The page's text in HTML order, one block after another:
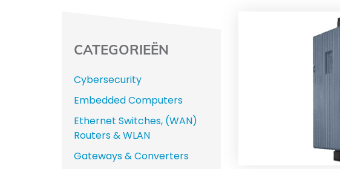
CATEGORIEËN
Cybersecurity
Embedded Computers
Ethernet Switches, (WAN)
Routers & WLAN
Gateways & Converters